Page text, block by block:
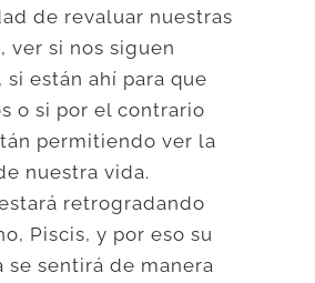
de revaluar nuestras
ver si nos siguen
si están ahí para que
o si por el contrario
permitiendo ver la
nuestra vida.
retrogradando
Piscis, y por eso su
se sentirá de manera